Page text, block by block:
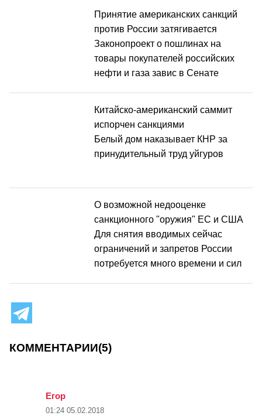
Принятие американских санкций
против России затягивается
Законопроект о пошлинах на
товары покупателей российских
нефти и газа завис в Сенате
Китайско-американский саммит
испорчен санкциями
Белый дом наказывает КНР за
принудительный труд уйгуров
О возможной недооценке
санкционного "оружия" ЕС и США
Для снятия вводимых сейчас
ограничений и запретов России
потребуется много времени и сил
КОММЕНТАРИИ(5)
Егор
01:24 05.02.2018